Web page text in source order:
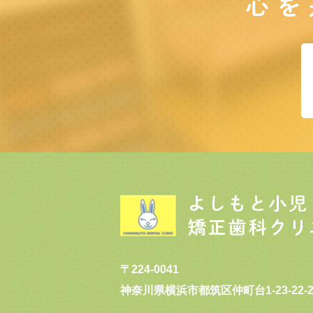
心
〒224-0041
神奈川県横浜市都筑区仲町台1-23-22-